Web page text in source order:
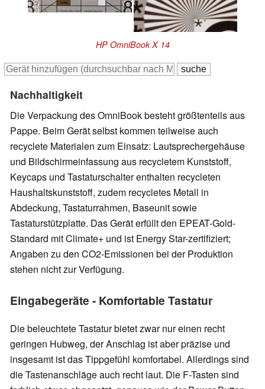
HP OmniBook X 14
Nachhaltigkeit
Die Verpackung des OmniBook besteht größtenteils aus
Pappe. Beim Gerät selbst kommen teilweise auch
recyclete Materialen zum Einsatz: Lautsprechergehäuse
und Bildschirmeinfassung aus recycletem Kunststoff,
Keycaps und Tastaturschalter enthalten recycleten
Haushaltskunststoff, zudem recycletes Metall in
Abdeckung, Tastaturrahmen, Baseunit sowie
Tastaturstützplatte. Das Gerät erfüllt den EPEAT-Gold-
Standard mit Climate+ und ist Energy Star-zertifiziert;
Angaben zu den CO2-Emissionen bei der Produktion
stehen nicht zur Verfügung.
Eingabegeräte - Komfortable Tastatur
Die beleuchtete Tastatur bietet zwar nur einen recht
geringen Hubweg, der Anschlag ist aber präzise und
insgesamt ist das Tippgefühl komfortabel. Allerdings sind
die Tastenanschläge auch recht laut. Die F-Tasten sind